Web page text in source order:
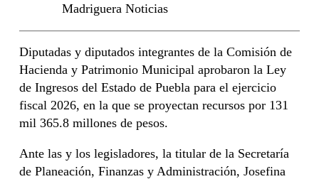
Madriguera Noticias
Diputadas y diputados integrantes de la Comisión de
Hacienda y Patrimonio Municipal aprobaron la Ley
de Ingresos del Estado de Puebla para el ejercicio
fiscal 2026, en la que se proyectan recursos por 131
mil 365.8 millones de pesos.
Ante las y los legisladores, la titular de la Secretaría
de Planeación, Finanzas y Administración, Josefina